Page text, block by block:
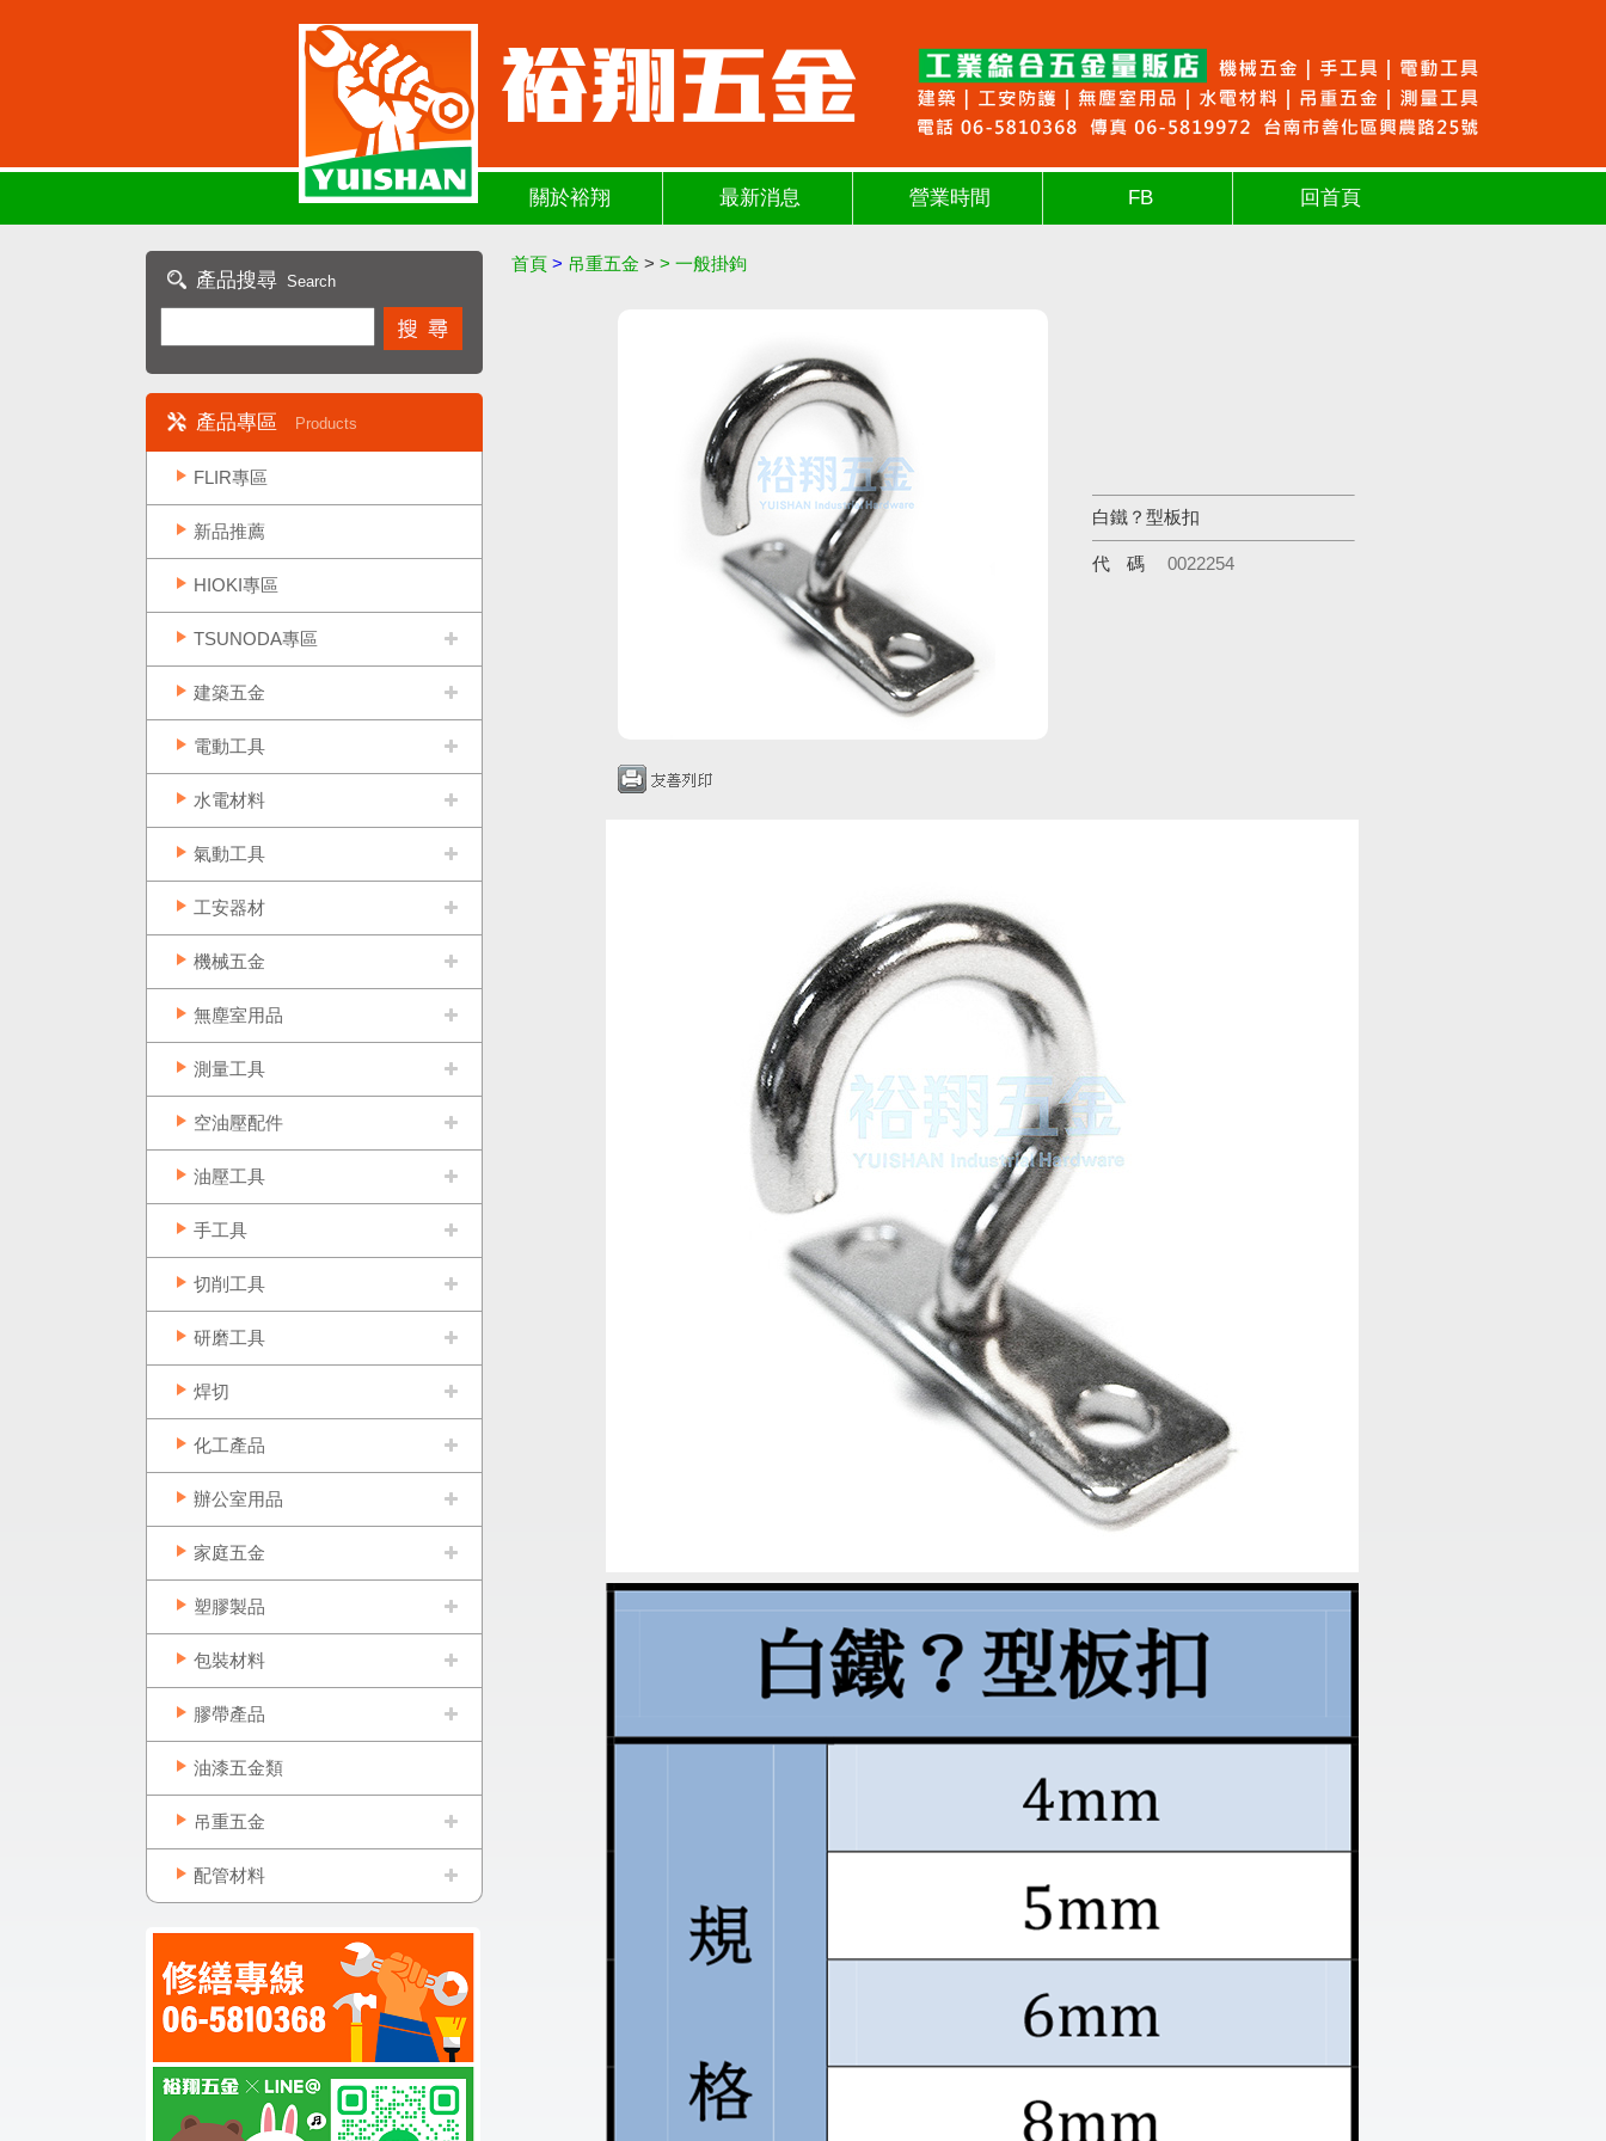
關於裕翔 最新消息 營業時間 FB 回首頁
產品搜尋 Search
產品專區 Products
FLIR專區
新品推薦
HIOKI專區
TSUNODA專區
建築五金
電動工具
水電材料
氣動工具
工安器材
機械五金
無塵室用品
測量工具
空油壓配件
油壓工具
手工具
切削工具
研磨工具
焊切
化工產品
辦公室用品
家庭五金
塑膠製品
包裝材料
膠帶產品
油漆五金類
吊重五金
配管材料
首頁 > 吊重五金 > > 一般掛鉤
白鐵？型板扣
代碼 0022254